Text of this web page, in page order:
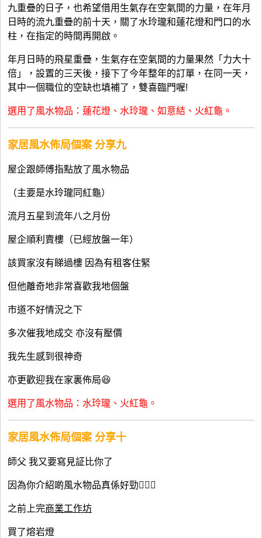
九重疊的日子，也希望借用生氣存在空氣間的力量，在年月
日時的流九重疊的前十天，關了水玲瓏和蓮花燈和門口的水
柱，在指定的時間再開啟。
年月日時的飛星重疊，生氣存在空氣間的力量果然「力大十
倍」，設置的三天後，接下了今年整年的訂單，在同一天，
其中一個職位的空缺也填補了，雙喜臨門喔!
選用了風水物品：蓮花燈、水玲瓏、如意結、火紅龜。
家居風水佈局個案 分享九
屋企跟師傅指點放了風水物品
（主要是水玲瓏同紅龜）
流月五星到流年八之月份
屋企順利賣樓（已經放盤一年）
該買家沒有睇過樓 因為有租客住緊
但他離奇地非常喜歡我地個盤
市道不好情況之下
多次催我地成交 亦沒有壓價
我先生感到很神奇
亦更歡迎我在家裏佈局😆
選用了風水物品：水玲瓏、火紅龜。
家居風水佈局個案 分享十
師父 我又要寫見証比你了
因為你介紹啲風水物品真係好勁👍🏻😬
之前上完商業工作坊
買了熔岩燈